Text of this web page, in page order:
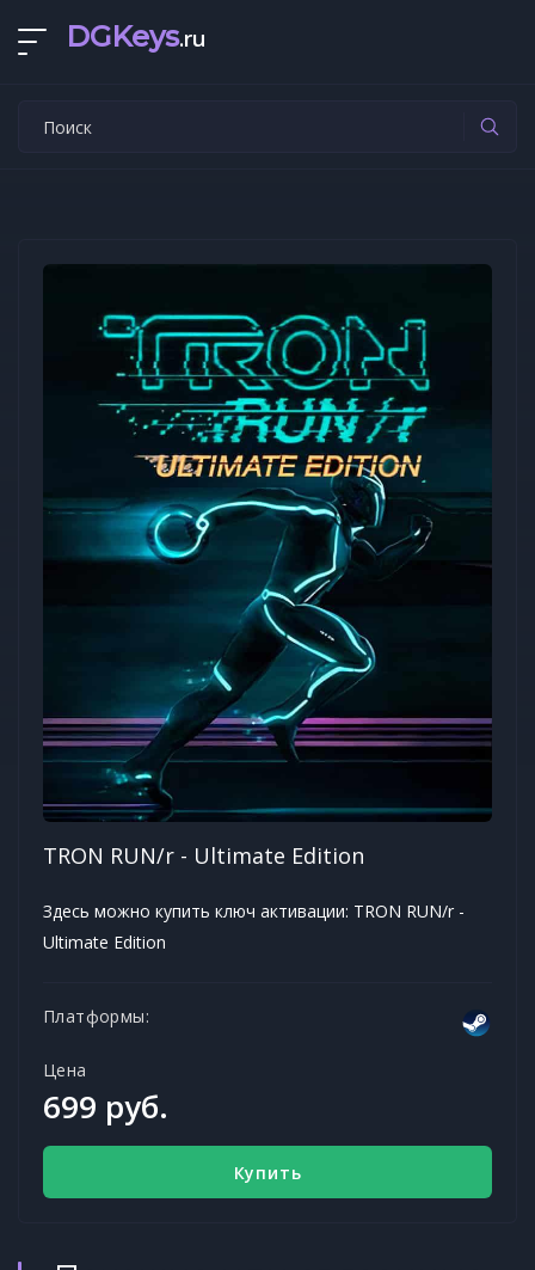
DGKeys.ru
TRON RUN/r - Ultimate Edition
Здесь можно купить ключ активации: TRON RUN/r -
Ultimate Edition
Платформы:
Цена
699 руб.
Купить